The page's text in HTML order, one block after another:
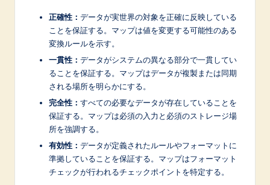
正確性： データが実世界の対象を正確に反映している
ことを保証する。マップは値を変更する可能性のある
変換ルールを示す。
一貫性： データがシステムの異なる部分で一貫してい
ることを保証する。マップはデータが複製または同期
される場所を明らかにする。
完全性： すべての必要なデータが存在していることを
保証する。マップは必須の入力と必須のストレージ場
所を強調する。
有効性： データが定義されたルールやフォーマットに
準拠していることを保証する。マップはフォーマット
チェックが行われるチェックポイントを特定する。